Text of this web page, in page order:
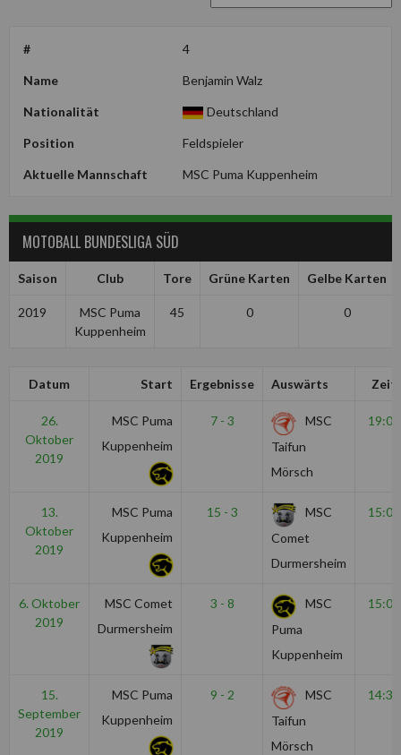
# 4
Name Benjamin Walz
Nationalität Deutschland
Position Feldspieler
Aktuelle Mannschaft MSC Puma Kuppenheim
MOTOBALL BUNDESLIGA SÜD
Saison Club Tore Grüne Karten Gelbe Karten
2019
MSC Puma
Kuppenheim
45 0 0
Datum Start Ergebnisse Auswärts Zeit
26.
Oktober
2019
MSC Puma
Kuppenheim
7 - 3
MSC
Taifun
Mörsch
19:00
13.
Oktober
2019
MSC Puma
Kuppenheim
15 - 3
MSC
Comet
Durmersheim
15:00
6. Oktober
2019
MSC Comet
Durmersheim
3 - 8
MSC
Puma
Kuppenheim
15:00
15.
September
2019
MSC Puma
Kuppenheim
9 - 2
MSC
Taifun
Mörsch
14:30